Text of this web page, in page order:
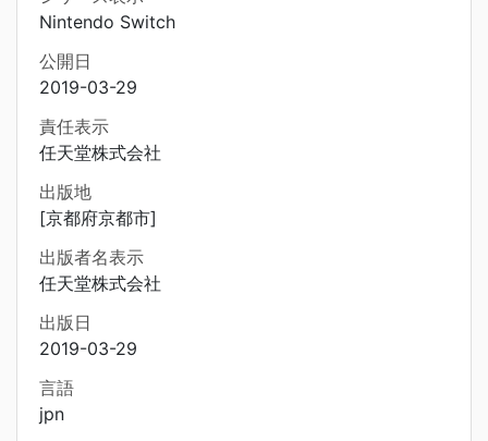
Nintendo Switch
公開日
2019-03-29
責任表示
任天堂株式会社
出版地
[京都府京都市]
出版者名表示
任天堂株式会社
出版日
2019-03-29
言語
jpn